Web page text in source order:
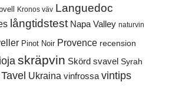
Kronos väv Languedoc
långtidstest Napa Valley naturvin
Pinot Noir Provence recension
skräpvin Skörd svavel Syrah
Tavel Ukraina vinfrossa vintips